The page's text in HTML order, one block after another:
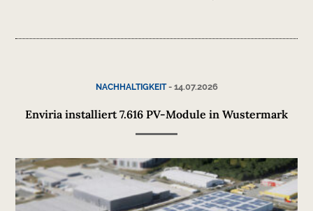
NACHHALTIGKEIT- 14.07.2026
Enviria installiert 7.616 PV-Module in Wustermark